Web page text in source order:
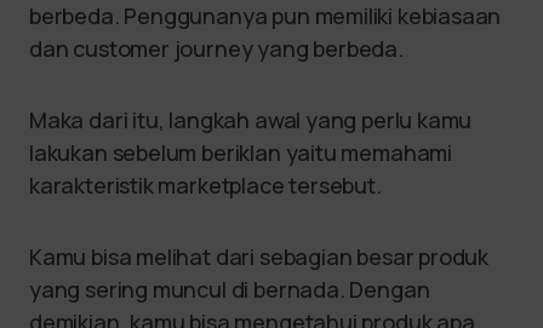
berbeda. Penggunanya pun memiliki kebiasaan
dan customer journey yang berbeda.
Maka dari itu, langkah awal yang perlu kamu
lakukan sebelum beriklan yaitu memahami
karakteristik marketplace tersebut.
Kamu bisa melihat dari sebagian besar produk
yang sering muncul di bernada. Dengan